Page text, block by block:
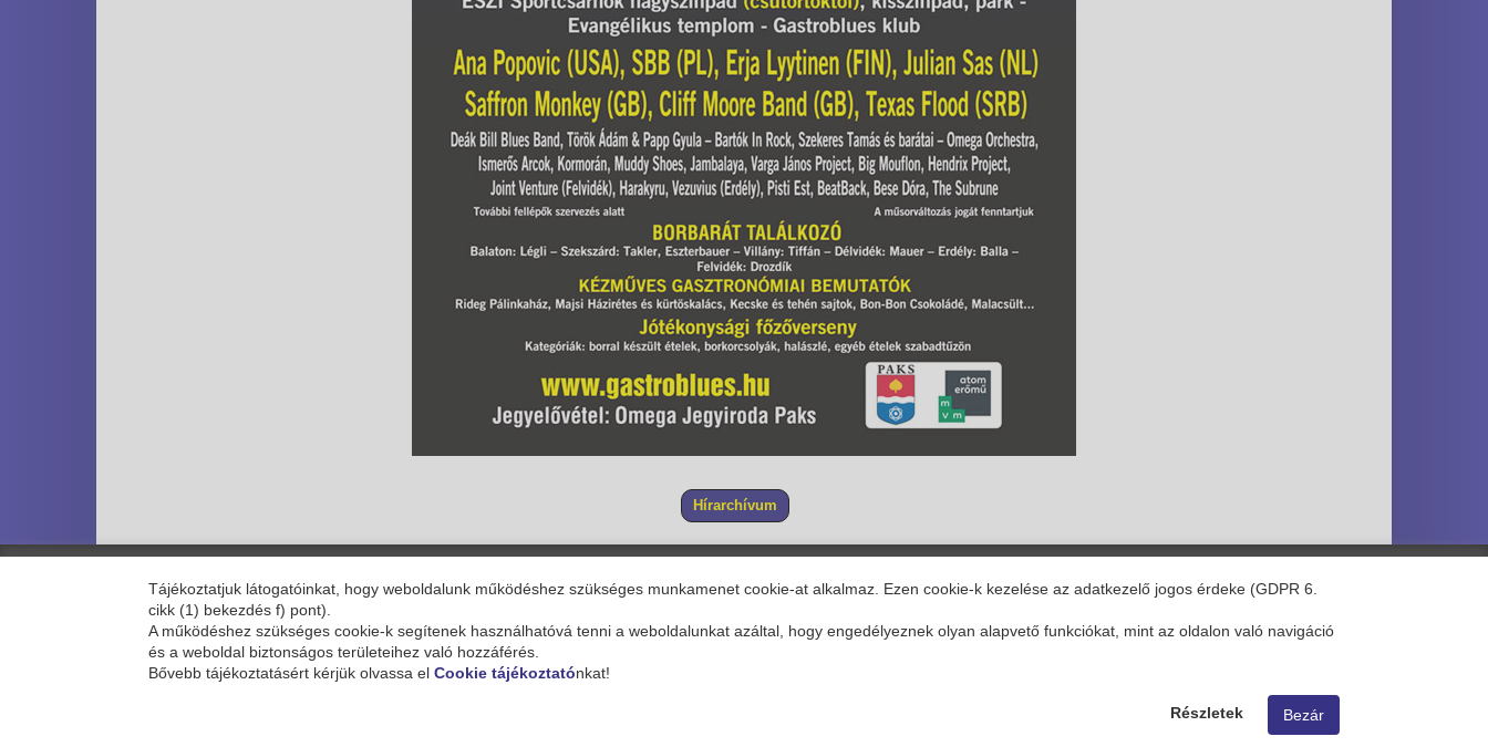
Hírarchívum
E-mail:info@gastroblues.hu A weblap készítője:Govern-Soft Kft.
Tájékoztatjuk látogatóinkat, hogy weboldalunk működéshez szükséges munkamenet cookie-at alkalmaz. Ezen cookie-k kezelése az adatkezelő jogos érdeke (GDPR 6.
cikk (1) bekezdés f) pont).
A működéshez szükséges cookie-k segítenek használhatóvá tenni a weboldalunkat azáltal, hogy engedélyeznek olyan alapvető funkciókat, mint az oldalon való navigáció
és a weboldal biztonságos területeihez való hozzáférés.
Bővebb tájékoztatásért kérjük olvassa elCookie tájékoztatónkat!
Bezár